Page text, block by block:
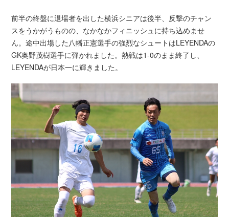
前半の終盤に退場者を出した横浜シニアは後半、反撃のチャン
スをうかがうものの、なかなかフィニッシュに持ち込めませ
ん。途中出場した八幡正憲選手の強烈なシュートはLEYENDAの
GK奥野茂樹選手に弾かれました。熱戦は1-0のまま終了し、
LEYENDAが日本一に輝きました。